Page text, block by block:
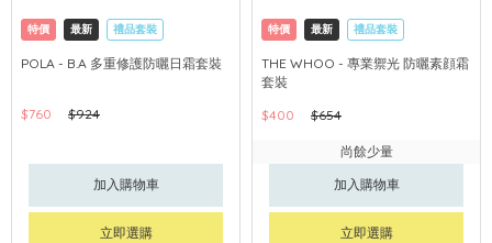
特價 最新 禮品套裝
網購店取 可中國內地配送
POLA - B.A 多重修護防曬日霜套裝
$760 $924
加入購物車
立即選購
特價 最新 禮品套裝
網購店取 可中國內地配送
THE WHOO - 專業禦光 防曬素顔霜
套裝
$400
$654
尚餘少量
加入購物車
立即選購